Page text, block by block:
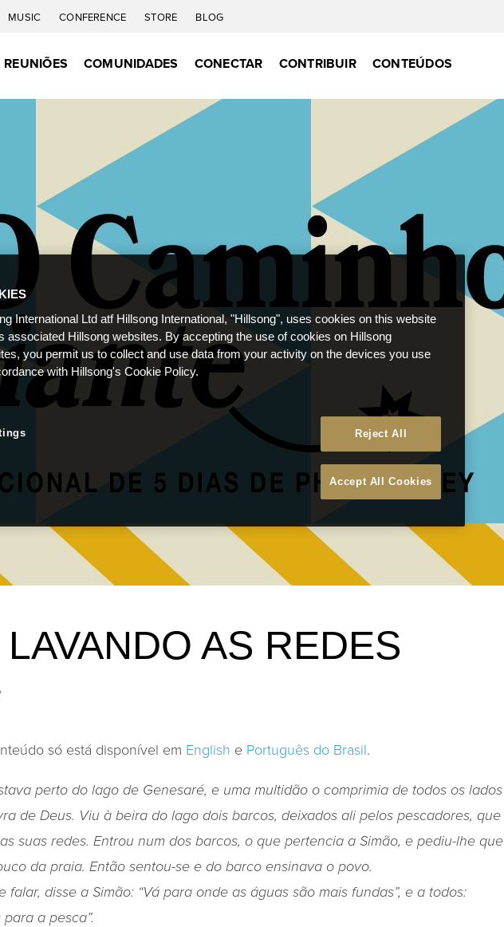
MUSIC CONFERENCE STORE BLOG
REUNIÕES COMUNIDADES CONECTAR CONTRIBUIR CONTEÚDOS
AS REDES
só está disponível em English e Português do Brasil.
perto do lago de Genesaré, e uma multidão o comprimia de todos os lados
de Deus. Viu à beira do lago dois barcos, deixados ali pelos pescadores, que
suas redes. Entrou num dos barcos, o que pertencia a Simão, e pediu-lhe que
da praia. Então sentou-se e do barco ensinava o povo.
falar, disse a Simão: “Vá para onde as águas são mais fundas”, e a todos:
a pesca”.
International Ltd atf Hillsong International, "Hillsong", uses cookies on this website
associated Hillsong websites. By accepting the use of cookies on Hillsong
you permit us to collect and use data from your activity on the devices you use
with Hillsong's Cookie Policy.
Reject All
Accept All Cookies